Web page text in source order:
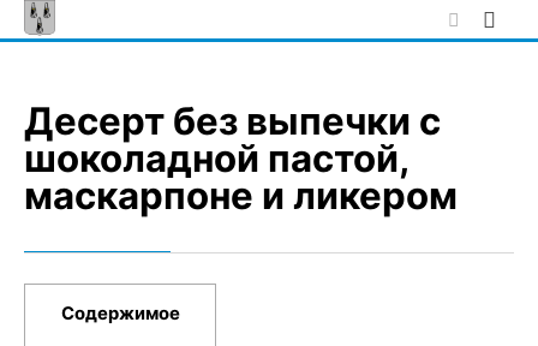
Skip
to
Десерт без выпечки с
шоколадной пастой,
маскарпоне и ликером
Содержимое